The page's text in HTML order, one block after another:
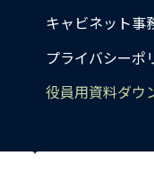
キャビネット事
プライバシーポ
役員用資料ダウ